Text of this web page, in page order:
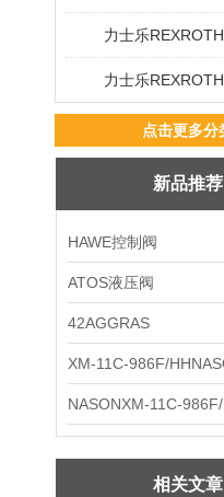
力士乐
力士乐
点击更多分
新品推荐
HAWE控制阀
ATOS液压阀
42AGGRAS
XM-11C-986F/
NASONXM-11C-
相关文章